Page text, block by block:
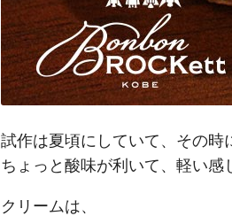
試作は夏頃にしていて、その時
ちょっと酸味が利いて、軽い感
クリームは、